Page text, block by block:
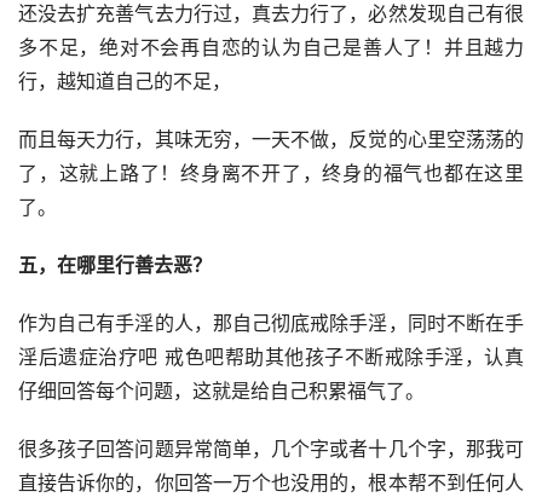
还没去扩充善气去力行过，真去力行了，必然发现自己有很
多不足，绝对不会再自恋的认为自己是善人了！并且越力
行，越知道自己的不足，
而且每天力行，其味无穷，一天不做，反觉的心里空荡荡的
了，这就上路了！终身离不开了，终身的福气也都在这里
了。
五，在哪里行善去恶？
作为自己有手淫的人，那自己彻底戒除手淫，同时不断在手
淫后遗症治疗吧 戒色吧帮助其他孩子不断戒除手淫，认真
仔细回答每个问题，这就是给自己积累福气了。
很多孩子回答问题异常简单，几个字或者十几个字，那我可
直接告诉你的，你回答一万个也没用的，根本帮不到任何人